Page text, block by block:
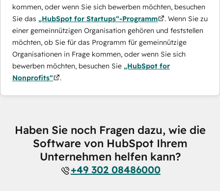
kommen, oder wenn Sie sich bewerben möchten, besuchen
Sie das „HubSpot for Startups“-Programm
. Wenn Sie zu
einer gemeinnützigen Organisation gehören und feststellen
möchten, ob Sie für das Programm für gemeinnützige
Organisationen in Frage kommen, oder wenn Sie sich
bewerben möchten, besuchen Sie „HubSpot for
Nonprofits“
.
Haben Sie noch Fragen dazu, wie die
Software von HubSpot Ihrem
Unternehmen helfen kann?
+49 302 08486000